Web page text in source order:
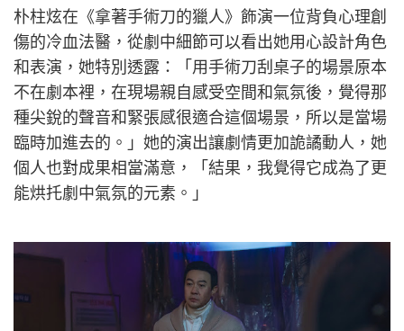
朴柱炫在《拿著手術刀的獵人》飾演一位背負心理創
傷的冷血法醫，從劇中細節可以看出她用心設計角色
和表演，她特別透露：「用手術刀刮桌子的場景原本
不在劇本裡，在現場親自感受空間和氣氛後，覺得那
種尖銳的聲音和緊張感很適合這個場景，所以是當場
臨時加進去的。」她的演出讓劇情更加詭譎動人，她
個人也對成果相當滿意，「結果，我覺得它成為了更
能烘托劇中氣氛的元素。」